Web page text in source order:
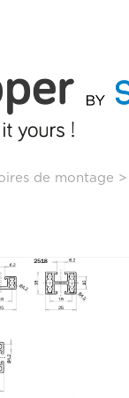
de montage >